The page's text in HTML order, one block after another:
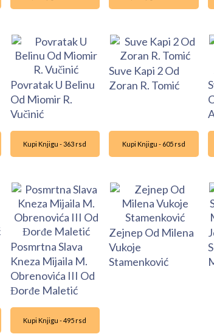
Povratak U Belinu
Od Miomir R.
Vučinić
Suve Kapi 2 Od
Zoran R. Tomić
Kupi Knjigu - 363 rsd
Posmrtna Slava
Kneza Mijaila M.
Obrenovića III Od
Đorđe Maletić
Kupi Knjigu - 605 rsd
Zejnep Od Milena
Vukoje
Stamenković
Kupi Knjigu - 495 rsd